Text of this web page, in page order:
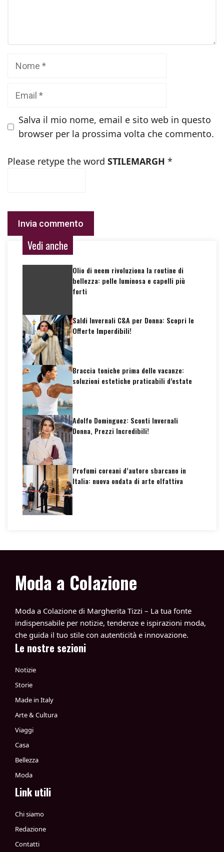
Salva il mio nome, email e sito web in questo
browser per la prossima volta che commento.
Please retype the word STILEMARGH *
Vedi anche
Olio di neem rivoluziona la routine di
bellezza: pelle luminosa e capelli più
forti
Saldi Invernali C&A per Donna: Scopri le
Offerte Imperdibili!
Braccia toniche prima delle vacanze:
soluzioni estetiche praticabili d’estate
Adolfo Dominguez: Sconti Invernali
Donna, Prezzi Incredibili!
Profumi coreani d’autore sbarcano in
Italia: nuova ondata di arte olfattiva
Moda a Colazione
Moda a Colazione di Margherita Tizzi – La tua fonte
indispensabile per notizie, tendenze e ispirazioni moda,
che guida il tuo stile con autenticità e innovazione.
Le nostre sezioni
Notizie
Storie
Made in Italy
Arte & Cultura
Viaggi
Casa
Bellezza
Moda
Link utili
Chi siamo
Redazione
Contatti